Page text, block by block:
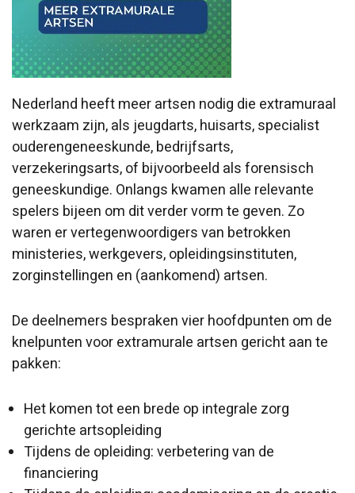
Nederland heeft meer artsen nodig die extramuraal
werkzaam zijn, als jeugdarts, huisarts, specialist
ouderengeneeskunde, bedrijfsarts,
verzekeringsarts, of bijvoorbeeld als forensisch
geneeskundige. Onlangs kwamen alle relevante
spelers bijeen om dit verder vorm te geven. Zo
waren er vertegenwoordigers van betrokken
ministeries, werkgevers, opleidingsinstituten,
zorginstellingen en (aankomend) artsen.
De deelnemers bespraken vier hoofdpunten om de
knelpunten voor extramurale artsen gericht aan te
pakken:
Het komen tot een brede op integrale zorg
gerichte artsopleiding
Tijdens de opleiding: verbetering van de
financiering